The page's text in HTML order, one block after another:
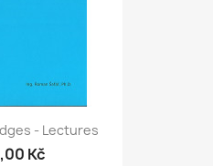
- Lectures
Kč